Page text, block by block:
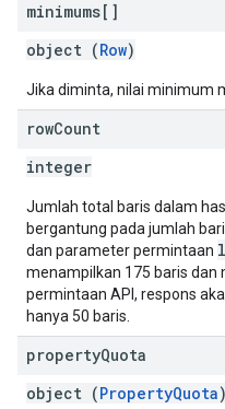
minimums[]
object (Row)
Jika diminta, nilai minimum
rowCount
integer
Jumlah total baris dalam
bergantung pada jumlah
dan parameter permintaan
menampilkan 175 baris dan
permintaan API, respons
hanya 50 baris.
propertyQuota
object (PropertyQuota)